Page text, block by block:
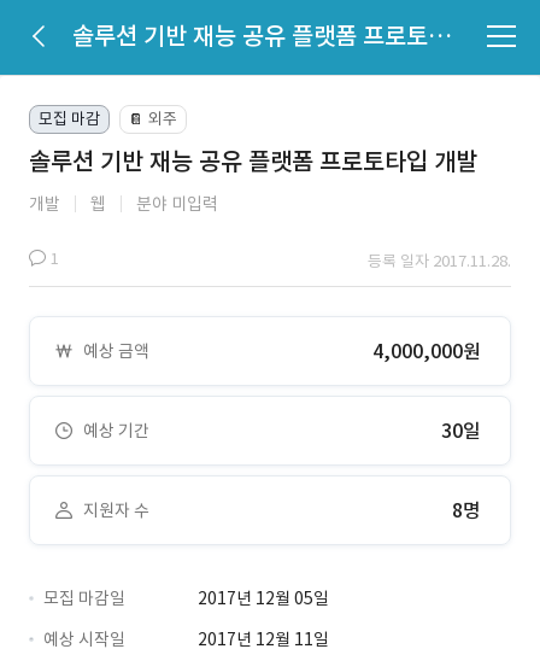
솔루션 기반 재능 공유 플랫폼 프로토타입 개발
모집 마감 📔 외주
솔루션 기반 재능 공유 플랫폼 프로토타입 개발
개발 웹 분야 미입력
1 등록 일자 2017.11.28.
예상 금액 4,000,000원
예상 기간 30일
지원자 수 8명
모집 마감일
2017년 12월 05일
예상 시작일
2017년 12월 11일